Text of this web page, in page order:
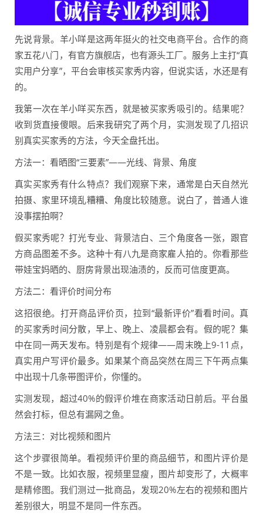
先说背景。羊小咩是这两年挺火的社交电商平台。合作的商
家五花八门，有官方旗舰店，也有源头工厂。服务上主打“真
实用户分享”，平台会审核买家秀内容，但说实话，水还是有
的。
我第一次在羊小咩买东西，就是被买家秀吸引的。结果呢？
收到货直接傻眼。后来我研究了两个月，实测发现了几招识
别真实买家秀的方法，今天全盘托出。
方法一：看晒图“三要素”——光线、背景、角度
真实买家秀有什么特点？我们观察下来，通常是白天自然光
拍摄、家里环境乱糟糟、角度比较随意。说白了，普通人谁
没事摆拍啊？
假买家秀呢？打光专业、背景洁白、三个角度各一张，跟官
方商品图差不多。这种十有八九是商家雇人拍的。你看那些
带娃宝妈晒的、厨房背景出现油渍的，反而可信度更高。
方法二：看评价时间分布
这招很绝。打开商品评价页，拉到“最新评价”看看时间。真
的买家秀时间分散，早上、晚上、凌晨都会有。假的呢？集
中在同一两天发布。特别是有个规律——周末晚上9-11点，
真实用户写评价最多。如果某个商品突然在周三下午两点集
中出现十几条带图评价，你懂的。
实测发现，超过40%的假评价堆在商家活动日前后。平台虽
然会打标，但总有漏网之鱼。
方法三：对比视频和图片
这个步骤很简单。看视频评价里的商品细节，和图片评价是
不是一致。比如衣服，视频里显瘦，图片却变形了，大概率
是精修图。我们测过一批商品，发现20%左右的视频和图片
差别很大，明显不是同一件东西。